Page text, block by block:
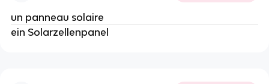
un panneau solaire
ein Solarzellenpanel